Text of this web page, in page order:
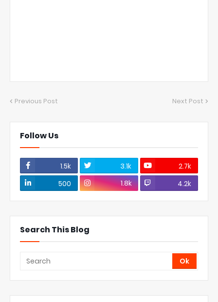
Previous Post Next Post
Follow Us
1.5k 3.1k
2.7k
500
1.8k 4.2k
Search This Blog